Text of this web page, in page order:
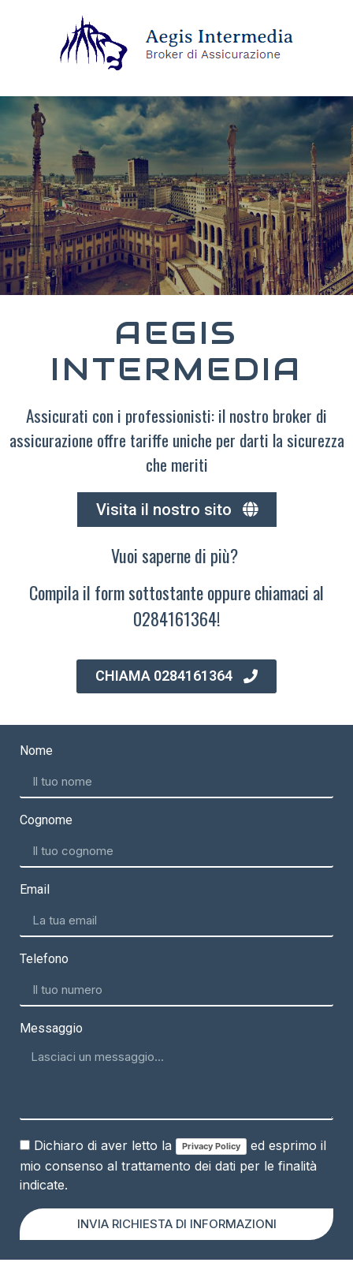
AEGIS
INTERMEDIA
Assicurati con i professionisti: il nostro broker di
assicurazione offre tariffe uniche per darti la sicurezza
che meriti
Visita il nostro sito
Vuoi saperne di più?
Compila il form sottostante oppure chiamaci al
0284161364!
CHIAMA 0284161364
Nome
Cognome
Email
Telefono
Messaggio
Dichiaro di aver letto la Privacy Policy
ed esprimo il
mio consenso al trattamento dei dati per le finalità
indicate.
INVIA RICHIESTA DI INFORMAZIONI